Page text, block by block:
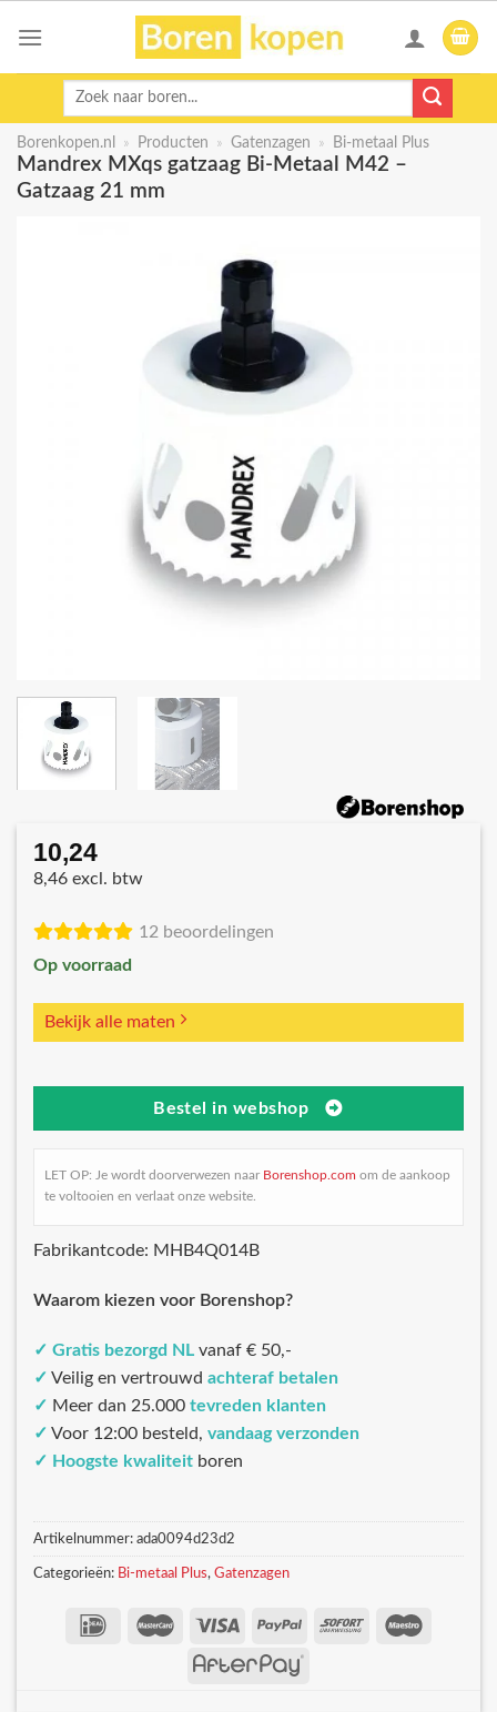
Zoeken
Borenkopen.nl » Producten » Gatenzagen » Bi-metaal Plus
Mandrex MXqs gatzaag Bi-Metaal M42 –
Gatzaag 21 mm
10,24
8,46 excl. btw
12 beoordelingen
Op voorraad
Bekijk alle maten
Bestel in webshop
LET OP: Je wordt doorverwezen naar Borenshop.com om de aankoop
te voltooien en verlaat onze website.
Fabrikantcode: MHB4Q014B
Waarom kiezen voor Borenshop?
✓ Gratis bezorgd NL vanaf € 50,-
✓ Veilig en vertrouwd achteraf betalen
✓ Meer dan 25.000 tevreden klanten
✓ Voor 12:00 besteld, vandaag verzonden
✓ Hoogste kwaliteit boren
Artikelnummer: ada0094d23d2
Categorieën: Bi-metaal Plus, Gatenzagen